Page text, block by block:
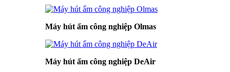
Máy hút ẩm công nghiệp Olmas
Máy hút ẩm công nghiệp DeAir